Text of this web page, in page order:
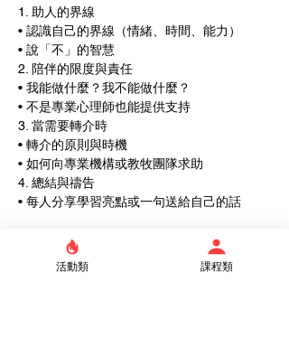
1. 助人的界線
• 認識自己的界線（情緒、時間、能力）
• 說「不」的智慧
2. 陪伴的限度與責任
• 我能做什麼？我不能做什麼？
• 不是專業心理師也能提供支持
3. 當需要轉介時
• 轉介的原則與時機
• 如何向專業機構或教牧團隊求助
4. 總結與禱告
• 每人分享學習亮點或一句送給自己的話
📢報名截止時間：114/6/29
活動類 課程類